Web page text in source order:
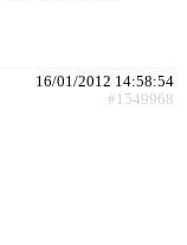
16/01/2012 14:58:54
#1549968